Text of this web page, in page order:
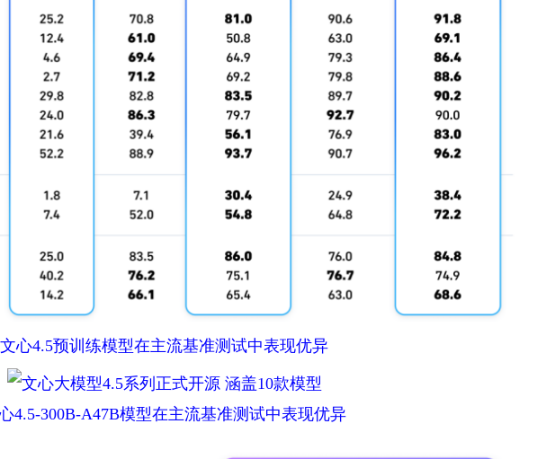
文心4.5预训练模型在主流基准测试中表现优异
4.5-300B-A47B模型在主流基准测试中表现优异